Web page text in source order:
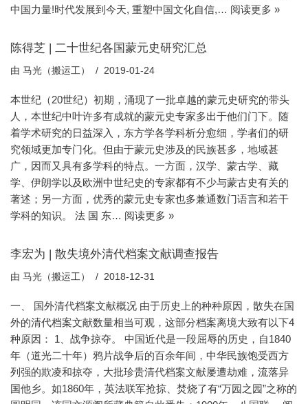
中国力量!时代发展到今天, 重塑中国文化自信,… 阅读更多 »
陈得芝 | 二十世纪各国蒙元史研究汇总
由 马光（搬运工） 2019-01-24
本世纪（20世纪）初期，涌现了一批卓越的蒙元史研究的带头
人，本世纪中叶许多有成就的蒙元史专家多出于他们门下。随
着学术研究的日益深入，东方学各学科析分愈细，学者们的研
究领域更加专门化。但由于蒙元史涉及的民族甚多，地域甚
广，因而又具有多学科的特点。一方面，汉学、蒙古学、藏
学、伊朗学以及欧洲中世纪史的专家都有不少与蒙古史有关的
著述；另一方面，优秀的蒙元史专家也多兼通数门语言和若干
学科的知识。 法 国 东… 阅读更多 »
李宏为 | 散失境外清代档案文献调查报告
由 马光（搬运工） 2018-12-31
一、 国外清代档案文献概况 由于历史上的种种原因，散失在国
外的清代档案文献数量相当可观，这部分档案离境大致有以下4
种原因： 1、战争掠夺。 中国近代是一段屈辱的历史，自1840
年（道光二十年）鸦片战争后的百余年间，中华民族饱受西方
列强的欺凌和掠夺，大批珍贵清代档案文献屡遭劫难，流落异
国他乡。如1860年，英法联军抢掠、焚烧了有“万园之园”之称的